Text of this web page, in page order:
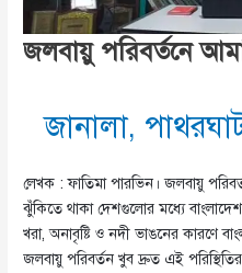
জলবায়ু পরিবর্তনে
জানালা,
লেখক : ফাতিমা পারভিন। জলবায়ু
ঝুঁকিতে থাকা দেশগুলোর মধ্যে
খরা, অনাবৃষ্টি ও নদী ভাঙনের কারণে
জলবায়ু পরিবর্তন খুব দ্রুত এই